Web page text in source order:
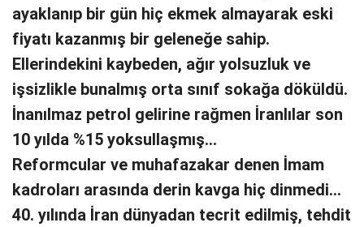
ayaklanıp bir gün hiç ekmek almayarak eski
fiyatı kazanmış bir geleneğe sahip.
Ellerindekini kaybeden, ağır yolsuzluk ve
işsizlikle bunalmış orta sınıf sokağa döküldü.
İnanılmaz petrol gelirine rağmen İranlılar son
10 yılda %15 yoksullaşmış…
Reformcular ve muhafazakar denen İmam
kadroları arasında derin kavga hiç dinmedi…
40. yılında İran dünyadan tecrit edilmiş, tehdit